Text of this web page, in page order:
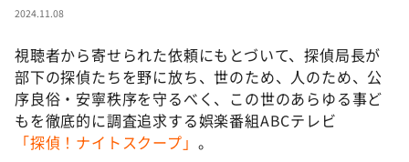
これ余談なんですけど・・・
て真剣です
探偵！ナイトスクープ
news おかえり
河合＆A.B.C-Z塚田×福井アナ「なんでやねん！？」
（news おかえり）
2024.11.08
視聴者から寄せられた依頼にもとづいて、探偵局長が
部下の探偵たちを野に放ち、世のため、人のため、公
序良俗・安寧秩序を守るべく、この世のあらゆる事ど
もを徹底的に調査追求する娯楽番組ABCテレビ
「探偵！ナイトスクープ」 。